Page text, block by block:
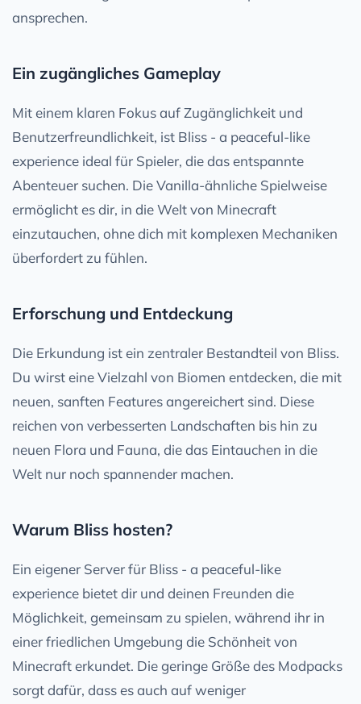
ansprechen.
Ein zugängliches Gameplay
Mit einem klaren Fokus auf Zugänglichkeit und
Benutzerfreundlichkeit, ist Bliss - a peaceful-like
experience ideal für Spieler, die das entspannte
Abenteuer suchen. Die Vanilla-ähnliche Spielweise
ermöglicht es dir, in die Welt von Minecraft
einzutauchen, ohne dich mit komplexen Mechaniken
überfordert zu fühlen.
Erforschung und Entdeckung
Die Erkundung ist ein zentraler Bestandteil von Bliss.
Du wirst eine Vielzahl von Biomen entdecken, die mit
neuen, sanften Features angereichert sind. Diese
reichen von verbesserten Landschaften bis hin zu
neuen Flora und Fauna, die das Eintauchen in die
Welt nur noch spannender machen.
Warum Bliss hosten?
Ein eigener Server für Bliss - a peaceful-like
experience bietet dir und deinen Freunden die
Möglichkeit, gemeinsam zu spielen, während ihr in
einer friedlichen Umgebung die Schönheit von
Minecraft erkundet. Die geringe Größe des Modpacks
sorgt dafür, dass es auch auf weniger